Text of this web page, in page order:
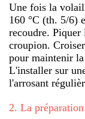
Une fois la
160 °C (th. 5/6)
recoudre.
croupion.
pour maintenir
L'installer sur
l'arrosant
2. La